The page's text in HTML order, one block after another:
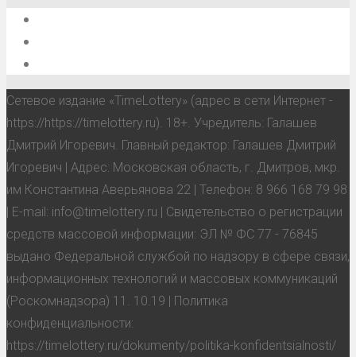
Сетевое издание «TimeLottery» (адрес в сети Интернет -
https://https://timelottery.ru). 18+. Учредитель: Галашев
Дмитрий Игоревич. Главный редактор: Галашев Дмитрий
Игоревич | Адрес: Московская область, г. Дмитров, мкр.
им Константина Аверьянова 22 | Телефон: 8 966 168 79 98
| E-mail: info@timelottery.ru | Свидетельство о регистрации
средств массовой информации: ЭЛ № ФС 77 - 76845
выдано Федеральной службой по надзору в сфере связи,
информационных технологий и массовых коммуникаций
(Роскомнадзора) 11. 10.19 | Политика
конфиденциальности:
https://timelottery.ru/dokumenty/politika-konfidentsialnosti/